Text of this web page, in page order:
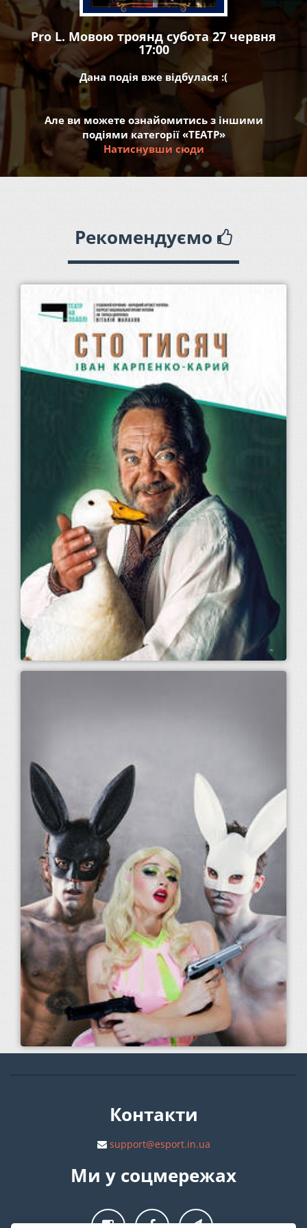
Pro L. Мовою троянд субота 27 червня
17:00
Дана подія вже відбулася :(
Але ви можете ознайомитись з іншими
подіями категорії «ТЕАТР»
Натиснувши сюди
Рекомендуємо
Контакти
support@esport.in.ua
Ми у соцмережах